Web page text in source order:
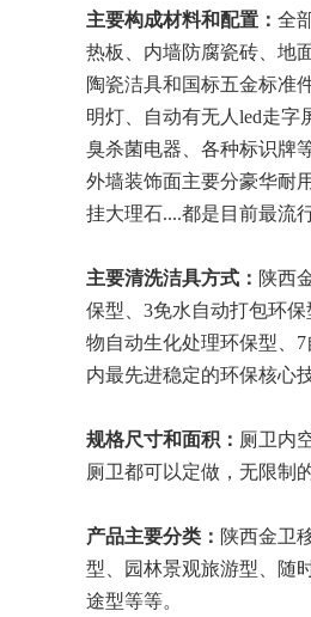
主要构成材料和配置： 全
热板、内墙防腐瓷砖、地
陶瓷洁具和国标五金标准
明灯、自动有无人 led走字
臭杀菌电器、各种标识牌
外墙装饰面主要分豪华耐
挂大理石....都是目前最流
主要清洗洁具方式： 陕西
保型、3免水自动打包环
物自动生化处理环保型、
内最先进稳定的环保核心
规格尺寸和面积 ： 厕卫内
厕卫都可以定做，无限制
产品主要分类 ： 陕西金卫
型、园林景观旅游型、随
途型等等。